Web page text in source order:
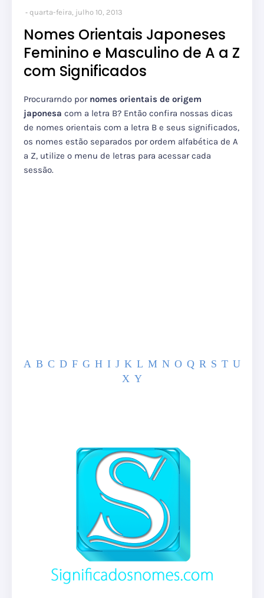
quarta-feira, julho 10, 2013
Nomes Orientais Japoneses
Feminino e Masculino de A a Z
com Significados
Procurarndo por nomes orientais de origem
japonesa com a letra B? Então confira nossas dicas
de nomes orientais com a letra B e seus significados,
os nomes estão separados por ordem alfabética de A
a Z, utilize o menu de letras para acessar cada
sessão.
A B C D F G H I J K L M N O Q R S T U
X Y